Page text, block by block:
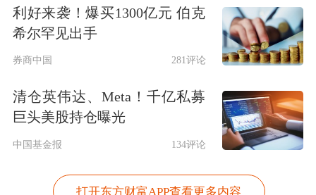
利好来袭！爆买1300亿元 伯克
希尔罕见出手
券商中国 281评论
清仓英伟达、Meta！千亿私募
巨头美股持仓曝光
中国基金报 134评论
打开东方财富APP查看更多内容